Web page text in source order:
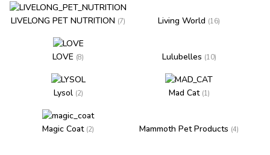
LIVELONG PET NUTRITION (7) Living World (16)
LOVE (8) Lulubelles (10)
Lysol (2) Mad Cat (1)
Magic Coat (2) Mammoth Pet Products (4)